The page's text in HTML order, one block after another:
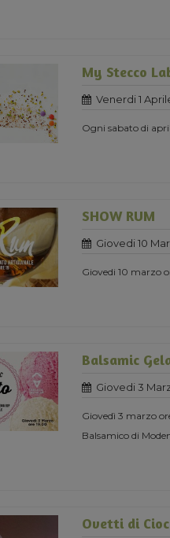
My Stecco
Venerdi 1
Ogni sabato di
SHOW RUM
Giovedi 10
Giovedi 10 marzo
Balsamic
Giovedi 3
Giovedì 3 marzo
Balsamico di
Ovetti di